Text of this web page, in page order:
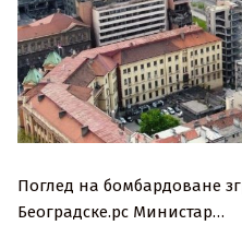
Поглед на бомбардоване
Београдске.рс Министар…